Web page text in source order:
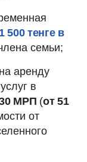
500 тенге в
семьи;
аренду
в
МРП (от 51
от